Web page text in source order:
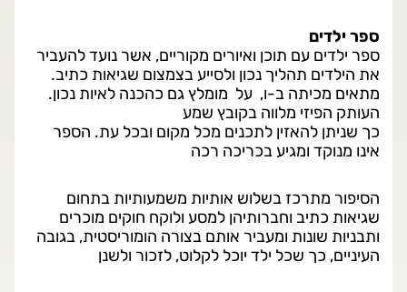
ספר ילדים
ספר ילדים עם תוכן ואיורים מקוריים, אשר נועד להעביר
את הילדים תהליך נכון ולסייע בצמצום שגיאות כתיב.
מתאים מכיתה ב-ו, על מומלץ גם כהכנה לאיות נכון.
העותק הפיזי מלווה בקובץ שמע
כך שניתן להאזין לתכנים מכל מקום ובכל עת. הספר
אינו מנוקד ומגיע בכריכה רכה
הסיפור מתרכז בשלוש אותיות משמעותיות בתחום
שגיאות כתיב וחברותיהן למסע ולוקח חוקים מוכרים
ותבניות שונות ומעביר אותם בצורה הומוריסטית, בגובה
העיניים, כך שכל ילד יוכל לקלוט, לזכור ולשנן